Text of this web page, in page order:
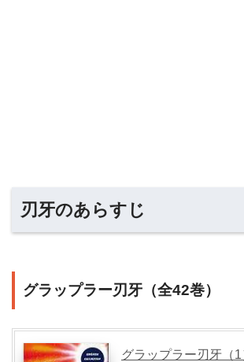
刃牙のあらすじ
グラップラー刃牙（全42巻）
グラップラー刃牙（1